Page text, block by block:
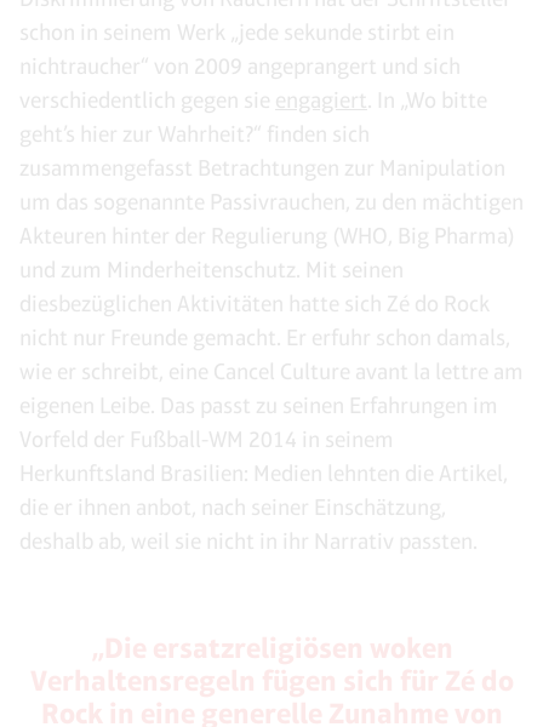
schon in seinem Werk „jede sekunde stirbt ein
nichtraucher“ von 2009 angeprangert und sich
verschiedentlich gegen sie engagiert
. In „Wo bitte
geht’s hier zur Wahrheit?“ finden sich
zusammengefasst Betrachtungen zur Manipulation
um das sogenannte Passivrauchen, zu den mächtigen
Akteuren hinter der Regulierung (WHO, Big Pharma)
und zum Minderheitenschutz. Mit seinen
diesbezüglichen Aktivitäten hatte sich Zé do Rock
nicht nur Freunde gemacht. Er erfuhr schon damals,
wie er schreibt, eine Cancel Culture avant la lettre am
eigenen Leibe. Das passt zu seinen Erfahrungen im
Vorfeld der Fußball-WM 2014 in seinem
Herkunftsland Brasilien: Medien lehnten die Artikel,
die er ihnen anbot, nach seiner Einschätzung,
deshalb ab, weil sie nicht in ihr Narrativ passten.